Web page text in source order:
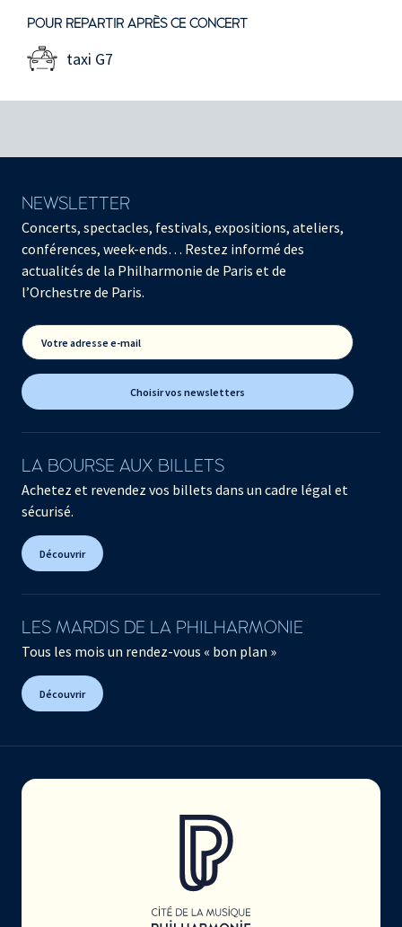
POUR REPARTIR APRÈS CE CONCERT
taxi G7
NEWSLETTER
Concerts, spectacles, festivals, expositions, ateliers,
conférences, week-ends… Restez informé des
actualités de la Philharmonie de Paris et de
l’Orchestre de Paris.
Votre adresse e-mail
Choisir vos newsletters
LA BOURSE AUX BILLETS
Achetez et revendez vos billets dans un cadre légal et
sécurisé.
Découvrir
LES MARDIS DE LA PHILHARMONIE
Tous les mois un rendez-vous « bon plan »
Découvrir